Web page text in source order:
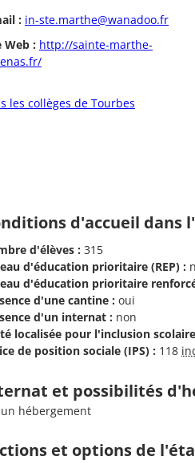
: in-ste.marthe@wanadoo.fr
Web : http://sainte-marthe-
les collèges de Tourbes
d'accueil dans
d'élèves : 315
d'éducation prioritaire (REP) :
d'éducation prioritaire renforcé
d'une cantine : oui
d'un internat : non
localisée pour l'inclusion
de position sociale (IPS) : 118
et possibilités
hébergement
et options de